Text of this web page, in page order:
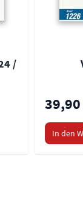
/
In den